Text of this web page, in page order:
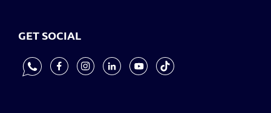
GET SOCIAL